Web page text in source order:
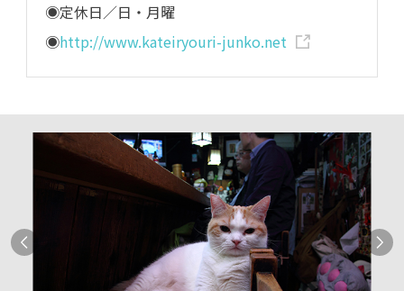
◉定休日／日・月曜
◉http://www.kateiryouri-junko.net